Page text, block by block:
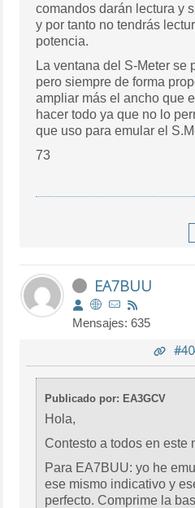
comandos darán lectura y
y por tanto no tendrás
potencia.
La ventana del S-Meter se
pero siempre de forma
ampliar más el ancho que
hacer todo ya que no lo
que uso para emular el
73
EA7BUU
Mensajes: 635
Publicado por: EA3GCV
Hola,
Contesto a todos en este
Para EA7BUU: yo he
ese mismo indicativo y
perfecto. Comprime la